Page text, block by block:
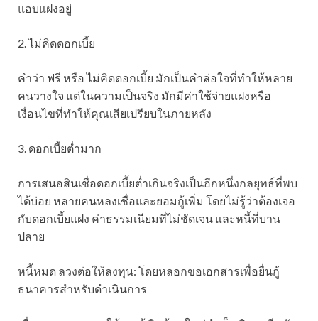
แอบแฝงอยู่
2. ไม่คิดดอกเบี้ย
คำว่า ฟรี หรือ ไม่คิดดอกเบี้ย มักเป็นคำล่อใจที่ทำให้หลาย
คนวางใจ แต่ในความเป็นจริง มักมีค่าใช้จ่ายแฝงหรือ
เงื่อนไขที่ทำให้คุณเสียเปรียบในภายหลัง
3. ดอกเบี้ยต่ำมาก
การเสนอสินเชื่อดอกเบี้ยต่ำเกินจริงเป็นอีกหนึ่งกลยุทธ์ที่พบ
ได้บ่อย หลายคนหลงเชื่อและยอมกู้เพิ่ม โดยไม่รู้ว่าต้องเจอ
กับดอกเบี้ยแฝง ค่าธรรมเนียมที่ไม่ชัดเจน และหนี้ที่บาน
ปลาย
หนี้หมด ลวงต่อให้ลงทุน: โดยหลอกขอเอกสารเพื่อยื่นกู้
ธนาคารสำหรับดำเนินการ